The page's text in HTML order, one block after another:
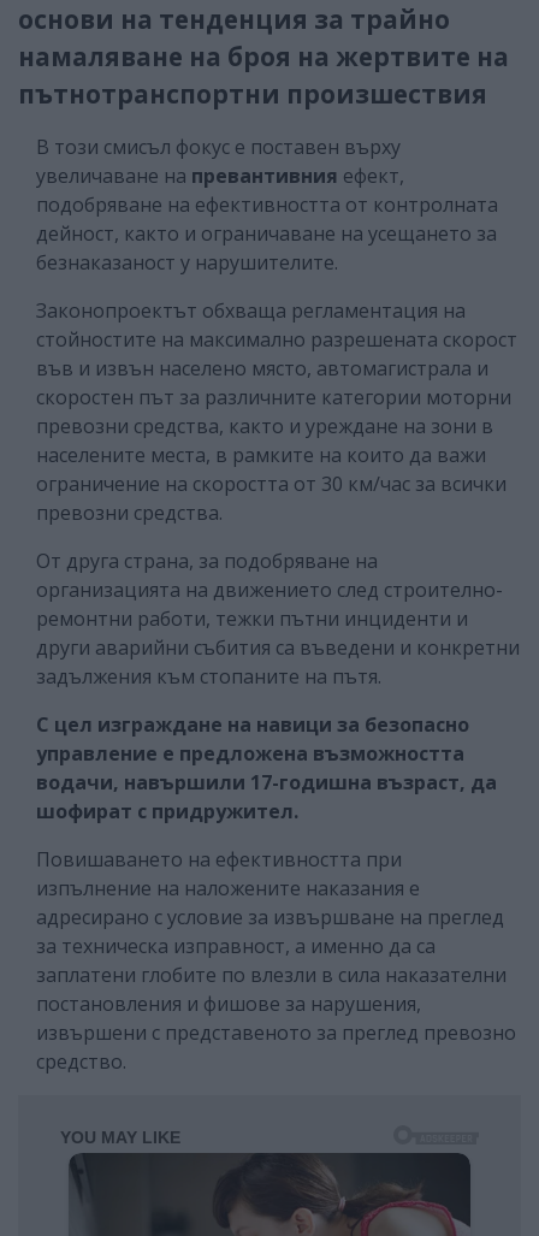
основи на тенденция за трайно
намаляване на броя на жертвите на
пътнотранспортни произшествия
В този смисъл фокус е поставен върху
увеличаване на превантивния ефект,
подобряване на ефективността от контролната
дейност, както и ограничаване на усещането за
безнаказаност у нарушителите.
Законопроектът обхваща регламентация на
стойностите на максимално разрешената скорост
във и извън населено място, автомагистрала и
скоростен път за различните категории моторни
превозни средства, както и уреждане на зони в
населените места, в рамките на които да важи
ограничение на скоростта от 30 км/час за всички
превозни средства.
От друга страна, за подобряване на
организацията на движението след строително-
ремонтни работи, тежки пътни инциденти и
други аварийни събития са въведени и конкретни
задължения към стопаните на пътя.
С цел изграждане на навици за безопасно
управление е предложена възможността
водачи, навършили 17-годишна възраст, да
шофират с придружител.
Повишаването на ефективността при
изпълнение на наложените наказания е
адресирано с условие за извършване на преглед
за техническа изправност, а именно да са
заплатени глобите по влезли в сила наказателни
постановления и фишове за нарушения,
извършени с представеното за преглед превозно
средство.